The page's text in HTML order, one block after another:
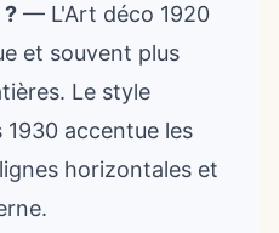
— L'Art déco 1920
et souvent plus
Le style
accentue les
horizontales et